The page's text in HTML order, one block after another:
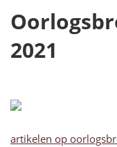
2021
artikelen op